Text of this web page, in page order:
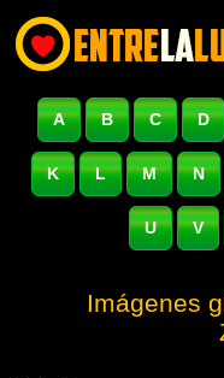
A B C D
K L M N
U V
Imágenes